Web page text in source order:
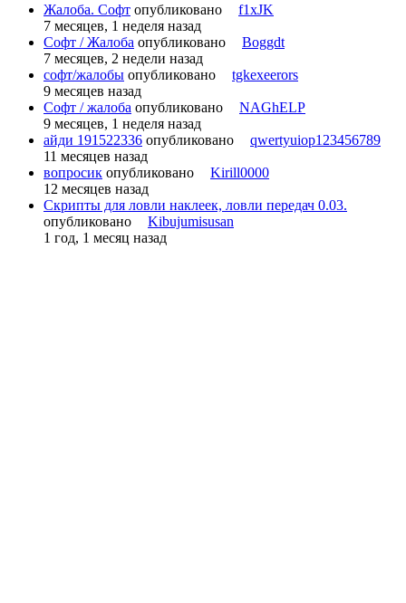
Жалоба. Софт опубликовано
f1xJK
7 месяцев, 1 неделя назад
Софт / Жалоба опубликовано
Boggdt
7 месяцев, 2 недели назад
софт/жалобы опубликовано
tgkexeerors
9 месяцев назад
Софт / жалоба опубликовано
NAGhELP
9 месяцев, 1 неделя назад
айди 191522336 опубликовано
qwertyuiop123456789
11 месяцев назад
вопросик опубликовано
Kirill0000
12 месяцев назад
Скрипты для ловли наклеек, ловли передач 0.03.
опубликовано
Kibujumisusan
1 год, 1 месяц назад